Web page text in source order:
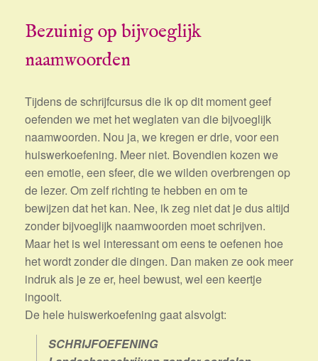
Bezuinig op bijvoeglijk
naamwoorden
Tijdens de schrijfcursus die ik op dit moment geef
oefenden we met het weglaten van die bijvoeglijk
naamwoorden. Nou ja, we kregen er drie, voor een
huiswerkoefening. Meer niet. Bovendien kozen we
een emotie, een sfeer, die we wilden overbrengen op
de lezer. Om zelf richting te hebben en om te
bewijzen dat het kan. Nee, ik zeg niet dat je dus altijd
zonder bijvoeglijk naamwoorden moet schrijven.
Maar het is wel interessant om eens te oefenen hoe
het wordt zonder die dingen. Dan maken ze ook meer
indruk als je ze er, heel bewust, wel een keertje
ingooit.
De hele huiswerkoefening gaat alsvolgt:
SCHRIJFOEFENING